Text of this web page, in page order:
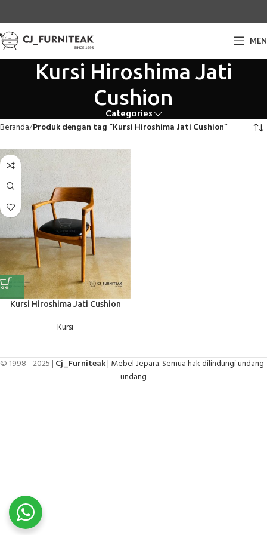
Kursi Hiroshima Jati
Cushion
Categories
Beranda Produk dengan tag “Kursi Hiroshima Jati Cushion”
Kursi Hiroshima Jati Cushion
Kursi
© 1998 - 2025 | Cj_Furniteak| Mebel Jepara. Semua hak dilindungi undang-
undang